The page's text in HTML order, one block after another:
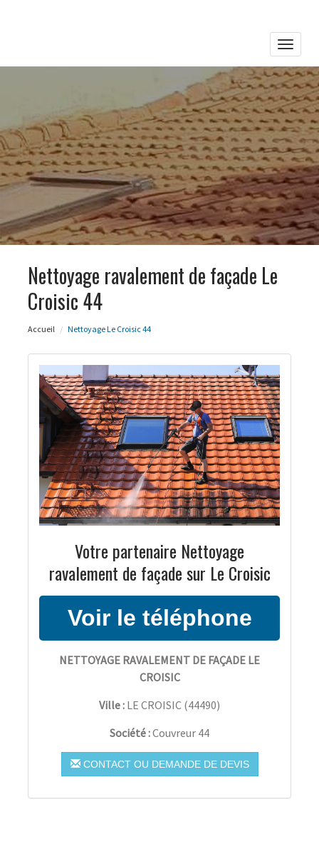
Toggle
Nettoyage ravalement de façade Le
Croisic 44
Accueil Nettoyage Le Croisic 44
Votre partenaire Nettoyage
ravalement de façade sur Le Croisic
NETTOYAGE RAVALEMENT DE FAÇADE LE
CROISIC
Ville : LE CROISIC (44490)
Société :Couvreur 44
CONTACT OU DEMANDE DE DEVIS